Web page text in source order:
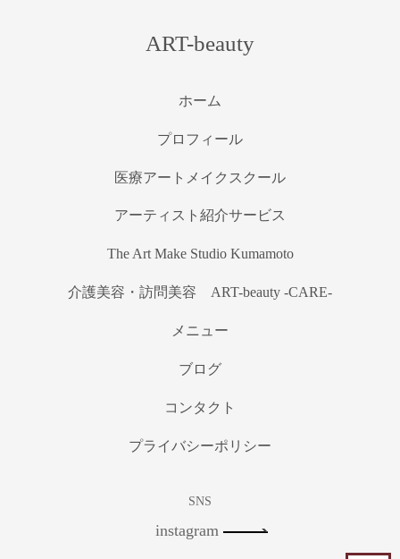
ART-beauty
ホーム
プロフィール
医療アートメイクスクール
アーティスト紹介サービス
The Art Make Studio Kumamoto
介護美容・訪問美容 ART-beauty -CARE-
メニュー
ブログ
コンタクト
プライバシーポリシー
SNS
instagram